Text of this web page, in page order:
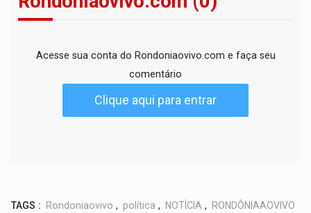
Acesse sua conta do Rondoniaovivo.com e faça seu
comentário
Clique aqui para entrar
TAGS : Rondoniaovivo , política , NOTÍCIA ,
RONDÔNIAAOVIVO